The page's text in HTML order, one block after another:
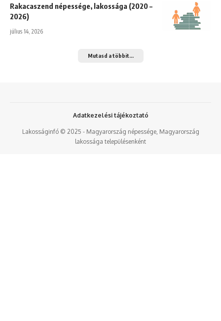
Rakacaszend népessége, lakossága (2020 –
2026)
július 14, 2026
Mutasd a többit...
Lakosságinfó © 2025 - Magyarország népessége, Magyarország
lakossága településenként
Adatkezelési tájékoztató